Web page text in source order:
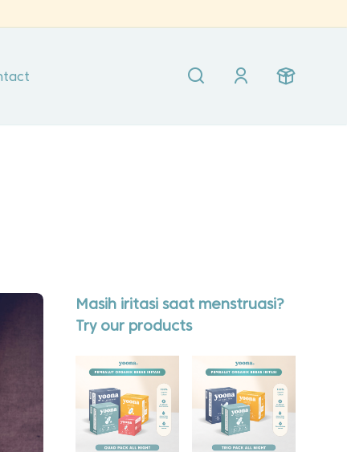
Masih iritasi saat menstruasi?
Try our products